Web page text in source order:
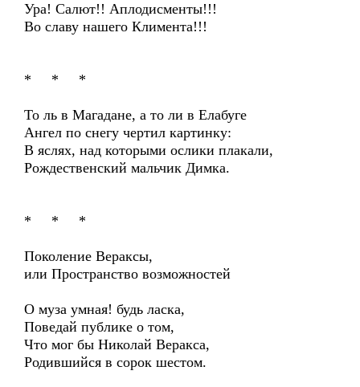
Ура! Салют!! Аплодисменты!!!
Во славу нашего Климента!!!
* * *
То ль в Магадане, а то ли в Елабуге
Ангел по снегу чертил картинку:
В яслях, над которыми ослики плакали,
Рождественский мальчик Димка.
* * *
Поколение Вераксы,
или Пространство возможностей
О муза умная! будь ласка,
Поведай публике о том,
Что мог бы Николай Веракса,
Родившийся в сорок шестом.